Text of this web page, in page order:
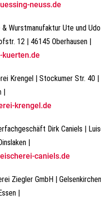
neuss.de
& Wurstmanufaktur Ute und
12 | 46145 Oberhausen |
kuerten.de
Krengel | Stockumer Str. 40 |
|
krengel.de
Dirk Caniels |
|
caniels.de
Ziegler GmbH |
|